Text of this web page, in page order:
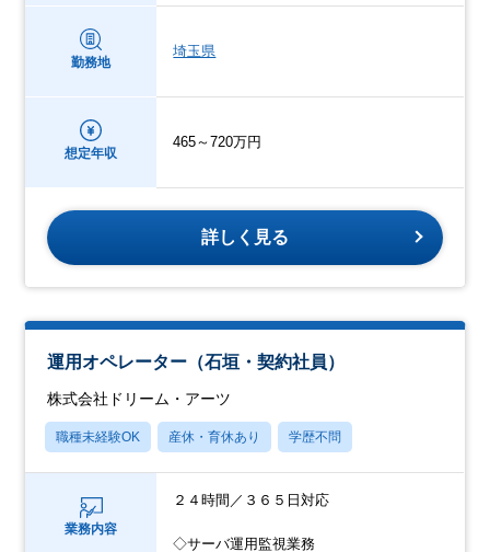
勤務地
埼玉県
想定年収
465～720万円
詳しく見る
運用オペレーター（石垣・契約社員）
株式会社ドリーム・アーツ
職種未経験OK 産休・育休あり 学歴不問
業務内容
２４時間／３６５日対応
◇サーバ運用監視業務